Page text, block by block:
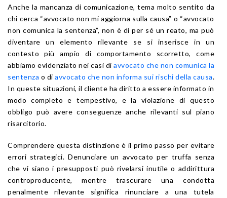
Anche la mancanza di comunicazione, tema molto sentito da
chi cerca “avvocato non mi aggiorna sulla causa” o “avvocato
non comunica la sentenza”, non è di per sé un reato, ma può
diventare un elemento rilevante se si inserisce in un
contesto più ampio di comportamento scorretto, come
abbiamo evidenziato nei casi di avvocato che non comunica la
sentenza o di avvocato che non informa sui rischi della causa.
In queste situazioni, il cliente ha diritto a essere informato in
modo completo e tempestivo, e la violazione di questo
obbligo può avere conseguenze anche rilevanti sul piano
risarcitorio.
Comprendere questa distinzione è il primo passo per evitare
errori strategici. Denunciare un avvocato per truffa senza
che vi siano i presupposti può rivelarsi inutile o addirittura
controproducente, mentre trascurare una condotta
penalmente rilevante significa rinunciare a una tutela